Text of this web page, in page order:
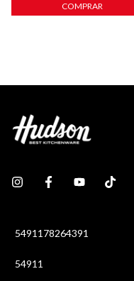
COMPRAR
5491178264391
54911